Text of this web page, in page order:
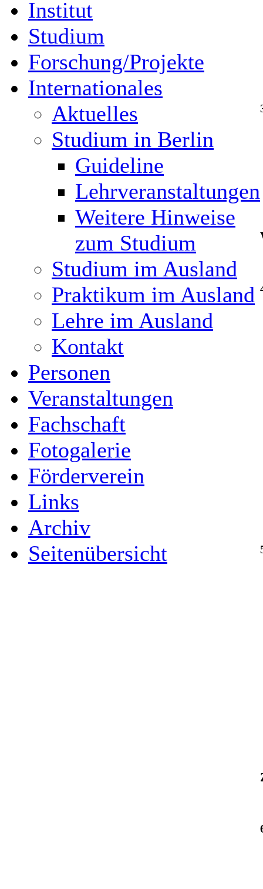
Institut
Studium
Forschung/Projekte
Internationales
Aktuelles
Studium in Berlin
Guideline
Lehrveranstaltungen
Weitere Hinweise
zum Studium
Studium im Ausland
Praktikum im Ausland
Lehre im Ausland
Kontakt
Personen
Veranstaltungen
Fachschaft
Fotogalerie
Förderverein
Links
Archiv
Seitenübersicht